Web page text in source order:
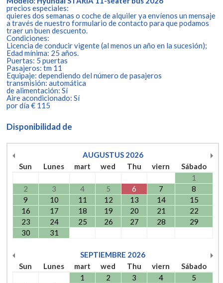
precios especiales:
quieres dos semanas o coche de alquiler ya envíenos un mensaje
a través de nuestro formulario de contacto para que podamos
traer un buen descuento.
Condiciones:
Licencia de conducir vigente (al menos un año en la sucesión);
Edad mínima: 25 años.
Puertas: 5 puertas
Pasajeros: tm 11
Equipaje: dependiendo del número de pasajeros
transmisión: automática
de alimentación: Sí
Aire acondicionado: Sí
por día € 115
Disponibilidad de
AUGUSTUS 2026
Sun
Lunes mart wed Thu viern
Sábado
1
2
3 4 5 6 7
8
9
10 11 12 13 14
15
16
17 18 19 20 21
22
23
24 25 26 27 28
29
30
31
SEPTIEMBRE 2026
Sun
Lunes mart wed Thu viern
Sábado
1
2 3 4
5